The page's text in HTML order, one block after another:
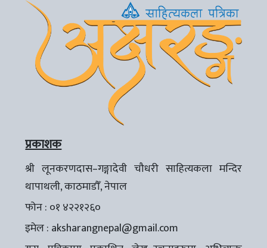
प्रकाशक
श्री लूनकरणदास–गङ्गादेवी चौधरी साहित्यकला मन्दिर
थापाथली, काठमाडौँ, नेपाल
फोन : ०१ ४२२१२६०
इमेल : aksharangnepal@gmail.com